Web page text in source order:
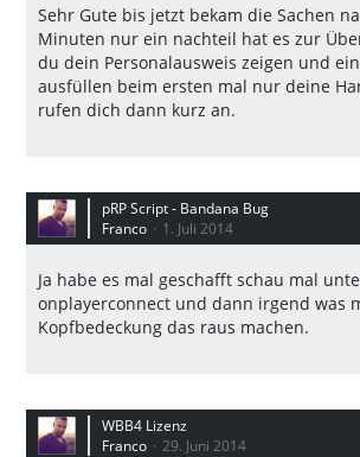
Sehr Gute bis jetzt bekam die Sachen
Minuten nur ein nachteil hat es zur
du dein Personalausweis zeigen und
ausfüllen beim ersten mal nur deine
rufen dich dann kurz an.
pRP Script - Bandana Bug
Franco
1. Juli 2014
Ja habe es mal geschafft schau mal
onplayerconnect und dann irgend was
Kopfbedeckung das raus machen.
WBB4 Lizenz
Franco
29. Juni 2014